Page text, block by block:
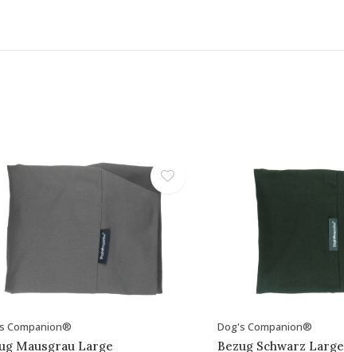
Companion®
Mausgrau Large
Dog's Companion®
Bezug Schwarz Large